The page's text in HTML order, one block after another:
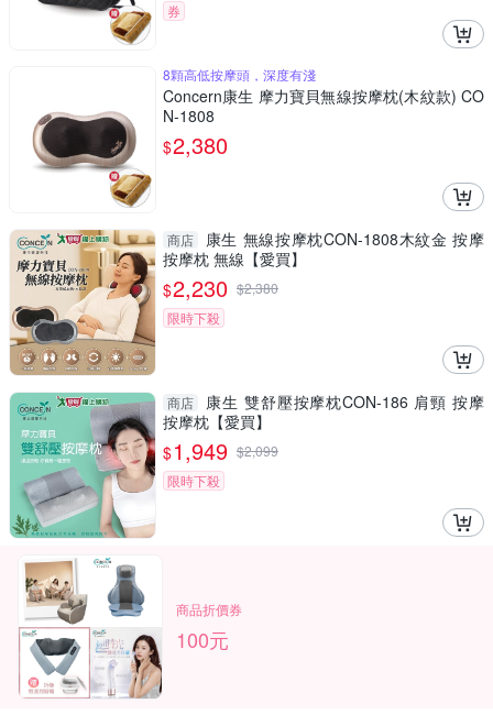
券
8顆高低按摩頭，深度有淺
Concern康生 摩力寶貝無線按摩枕(木紋款) CO
N-1808
$2,380
商店
康生 無線按摩枕CON-1808木紋金 按摩
按摩枕 無線【愛買】
$2,230 $2,380
限時下殺
商店
康生 雙舒壓按摩枕CON-186 肩頸 按摩
按摩枕【愛買】
$1,949 $2,099
限時下殺
商品折價券
100元